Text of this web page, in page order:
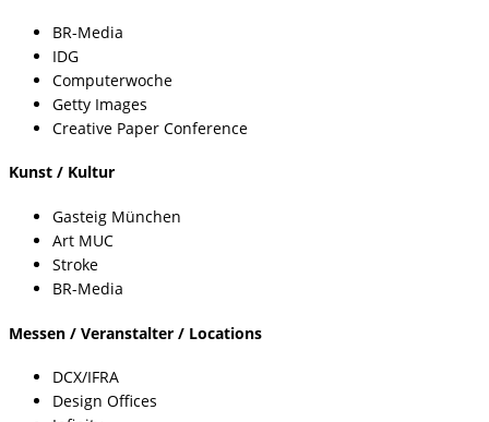
BR-Media
IDG
Computerwoche
Getty Images
Creative Paper Conference
Kunst / Kultur
Gasteig München
Art MUC
Stroke
BR-Media
Messen / Veranstalter / Locations
DCX/IFRA
Design Offices